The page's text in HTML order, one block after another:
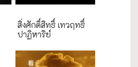
สิ่งศักดิ์สิทธิ์ เทวฤทธิ์
ปาฏิหาริย์